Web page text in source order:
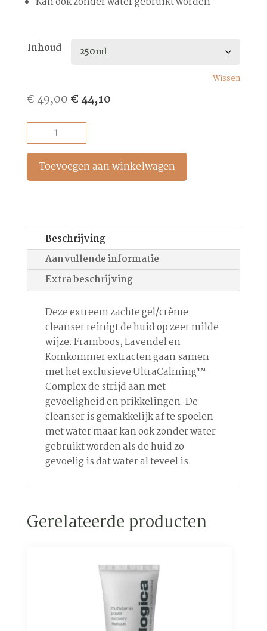
Inhoud
Wissen
€49,00Oorspronkelijke
was:
€ 49,00.
€ 44,10Huidige
UltraCalming
Cleanser
aantalToevoegen aan winkelwagen
Beschrijving
Aanvullende informatie
Extra beschrijving
Deze extreem zachte gel/crème
cleanser reinigt de huid op zeer milde
wijze. Framboos, Lavendel en
Komkommer extracten gaan samen
met het exclusieve UltraCalming™
Complex de strijd aan met
gevoeligheid en prikkelingen. De
cleanser is gemakkelijk af te spoelen
met water maar kan ook zonder water
gebruikt worden als de huid zo
gevoelig is dat water al teveel is.
Gerelateerde producten